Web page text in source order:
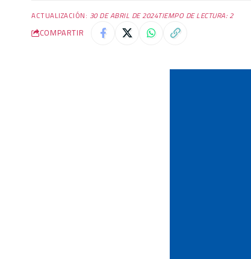
ACTUALIZACIÓN: 30 DE ABRIL DE 2024TIEMPO DE LECTURA: 2
COMPARTIR